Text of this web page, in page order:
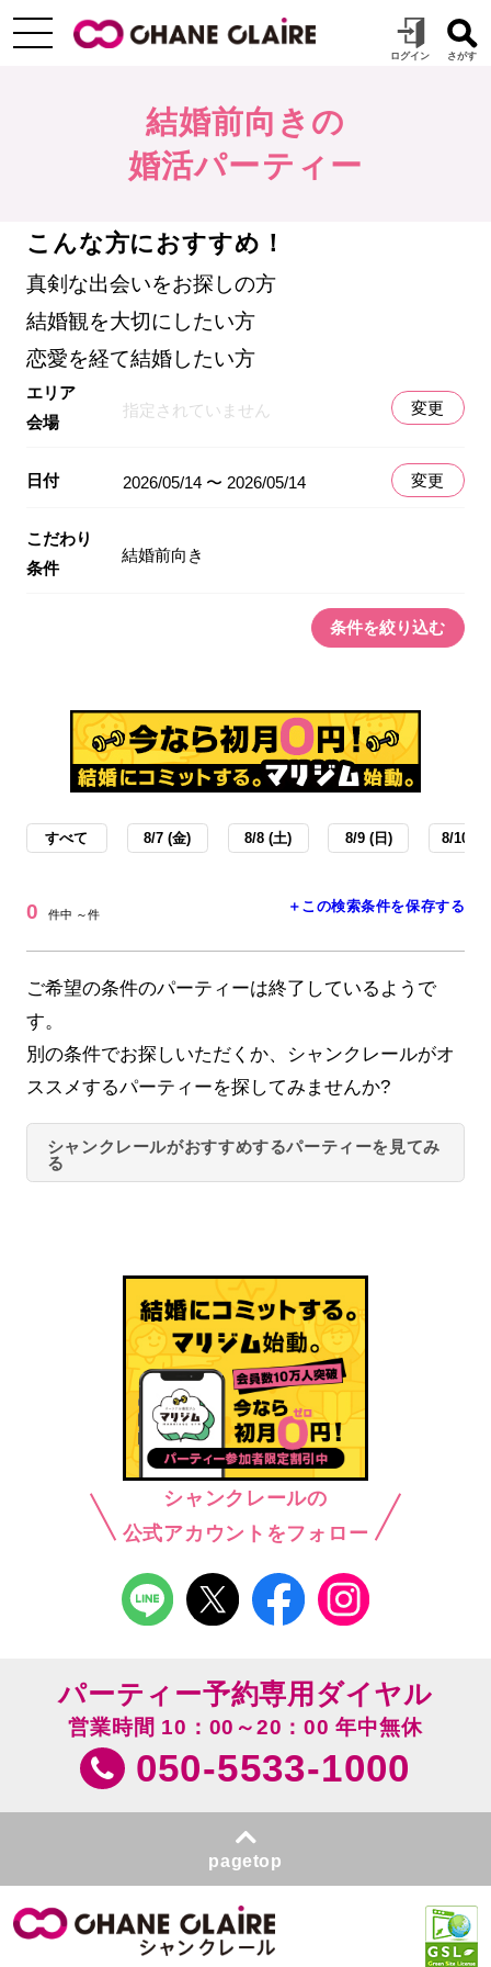
結婚前向きの
婚活パーティー
こんな方におすすめ！
真剣な出会いをお探しの方
結婚観を大切にしたい方
恋愛を経て結婚したい方
エリア
会場
指定されていません 変更
日付 2026/05/14 〜 2026/05/14 変更
こだわり
条件
結婚前向き
条件を絞り込む
すべて 8/7 (金) 8/8 (土) 8/9 (日) 8/10 (
0 件中 ～件 ＋この検索条件を保存する
ご希望の条件のパーティーは終了しているようで
す。
別の条件でお探しいただくか、シャンクレールがオ
ススメするパーティーを探してみませんか?
シャンクレールがおすすめするパーティーを見てみ
る
シャンクレールの
公式アカウントをフォロー
パーティー予約専用ダイヤル
営業時間 10：00～20：00 年中無休
050-5533-1000
pagetop